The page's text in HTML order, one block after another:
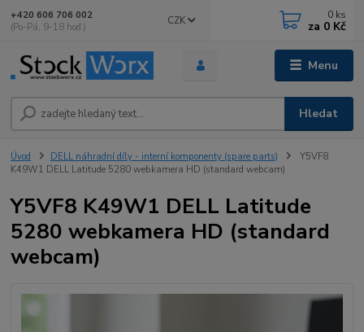
Menu
CZK
Hledat
+420 606 706 002
(Po-Pá, 9-18 hod.)
0 ks
za 0 Kč
Úvod DELL náhradní díly - interní komponenty (spare parts)
Y5VF8
K49W1 DELL Latitude 5280 webkamera HD (standard webcam)
Y5VF8 K49W1 DELL Latitude
5280 webkamera HD (standard
webcam)